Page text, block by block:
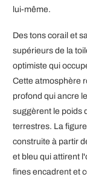
lui-même.
Des tons corail et
supérieurs de la
optimiste qui
Cette atmosphère
profond qui ancre
suggèrent le poids
terrestres. La
construite à partir
et bleu qui attirent
fines encadrent et